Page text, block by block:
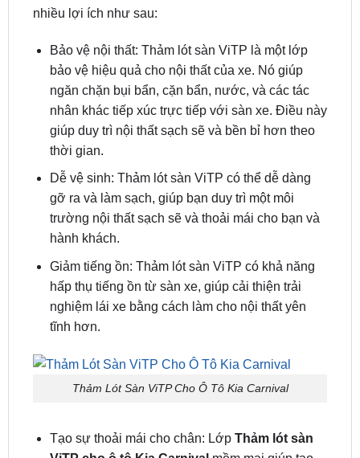
Bảo vệ nội thất: Thảm lót sàn ViTP là một lớp
ngăn chặn bụi bẩn, cặn bẩn, nước, và các tác
nhân khác tiếp xúc trực tiếp với sàn xe. Điều này
giúp duy trì nội thất sạch sẽ và bền bỉ hơn theo
thời gian.
Dễ vệ sinh: Thảm lót sàn ViTP có thể dễ dàng
gỡ ra và làm sạch, giúp bạn duy trì một môi
trường nội thất sạch sẽ và thoải mái cho bạn và
hành khách.
Giảm tiếng ồn: Thảm lót sàn ViTP có khả năng
hấp thụ tiếng ồn từ sàn xe, giúp cải thiện trải
nghiệm lái xe bằng cách làm cho nội thất yên
tĩnh hơn.
Tạo sự thoải mái cho chân: LớpThảm lót sàn
sự thoải mái cho chân khi lái xe và làm cho trải